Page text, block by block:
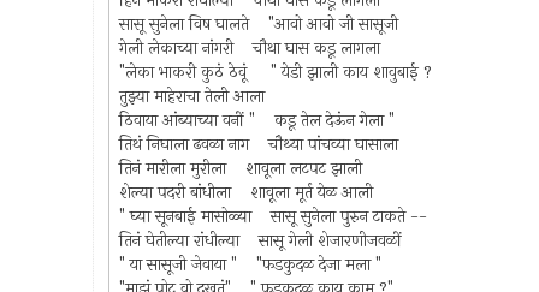
सासू सुनेला विष घालते "आवो आवो जी सासूजी
गेली लेकाच्या नांगरी चौथा घास कडू लागला
"लेका भाकरी कुठं ठेवूं " येडी झाली काय शावुबाई ?
तुझ्या माहेराचा तेली आला
ठिवाया आंब्याच्या वनीं " कडू तेल देऊंन गेला "
तिथं निघाला ढवळा नाग चौथ्या पांचव्या घासाला
तिनं मारीला मुरीला शावूला लटपट झाली
शेल्या पदरी बांधीला शावूला मूर्त येळ आली
" घ्या सूनबाई मासोळ्या सासू सुनेला पुरुन टाकते --
तिनं घेतील्या रांधील्या सासू गेली शेजारणीजवळीं
" या सासूजी जेवाया " "फडकुदळ देजा मला "